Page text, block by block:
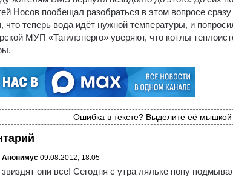
Носов пообещал разобраться в этом вопросе
что теперь вода идёт нужной температуры, и
МУП «Тагилэнерго» уверяют, что котлы
Ошибка в тексте? Выделите её
Анонимус 09.08.2012, 18:05
звиздят они все! Сегодня с утра ляльке попу